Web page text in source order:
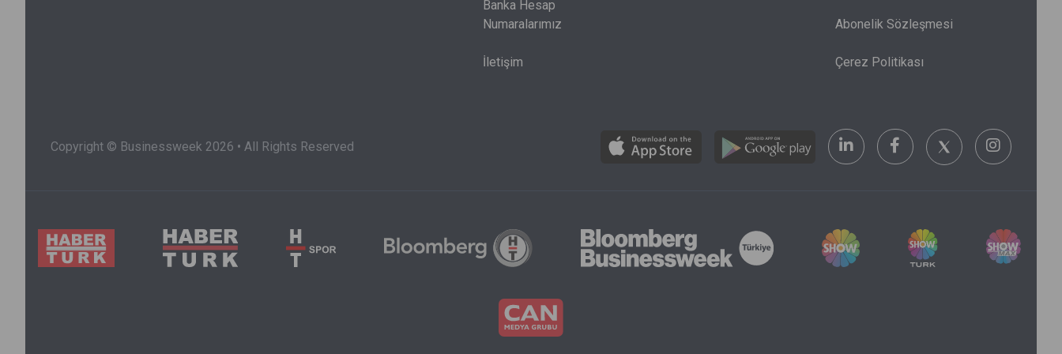
Banka Hesap
Numaralarımız
İletişim
Abonelik Sözleşmesi
Çerez Politikası
Copyright © Businessweek 2026 • All Rights Reserved